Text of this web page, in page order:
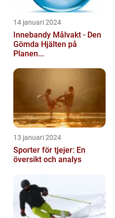
14 januari 2024
Innebandy Målvakt - Den
Gömda Hjälten på
Planen...
13 januari 2024
Sporter för tjejer: En
översikt och analys